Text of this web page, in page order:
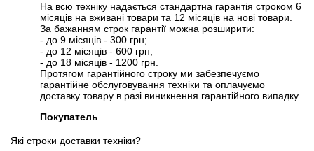
На всю техніку надається стандартна гарантія строком 6
місяців на вживані товари та 12 місяців на нові товари.
За бажанням строк гарантії можна розширити:
- до 9 місяців - 300 грн;
- до 12 місяців - 600 грн;
- до 18 місяців - 1200 грн.
Протягом гарантійного строку ми забезпечуємо
гарантійне обслуговування техніки та оплачуємо
доставку товару в разі виникнення гарантійного випадку.
Покупатель
Які строки доставки техніки?